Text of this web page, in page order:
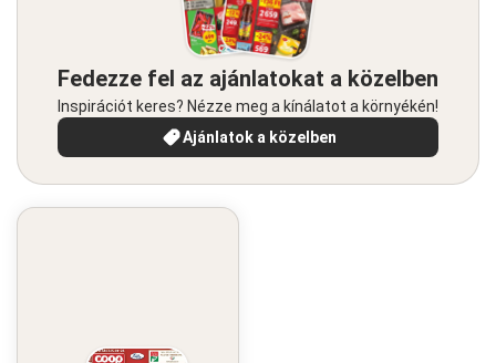
Fedezze fel az ajánlatokat a közelben
Inspirációt keres? Nézze meg a kínálatot a környékén!
Ajánlatok a közelben